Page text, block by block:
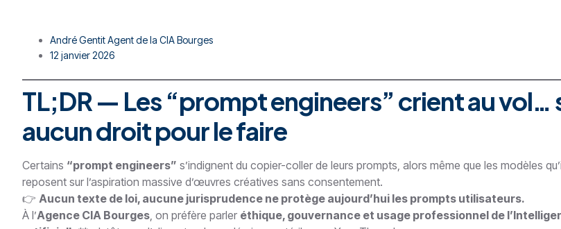
André Gentit Agent de la CIA Bourges
12 janvier 2026
TL;DR — Les “prompt engineers” crient au vol…
aucun droit pour le faire
Certains “prompt engineers” s’indignent du copier-coller de leurs prompts, alors même que les modèles
reposent sur l’aspiration massive d’œuvres créatives sans consentement.
👉 Aucun texte de loi, aucune jurisprudence ne protège aujourd’hui les prompts utilisateurs.
À l’Agence CIA Bourges, on préfère parler éthique, gouvernance et usage professionnel de l’